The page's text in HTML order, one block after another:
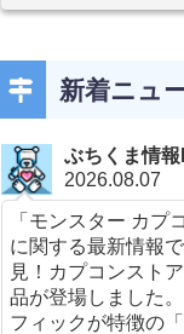
新着ニュ
ぶちくま情
2026.08.07
「モンスター カプ
に関する最新情報
見！カプコンスト
品が登場しました
フィックが特徴の